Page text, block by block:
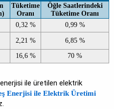
Tüketime
Oranı
Öğle Saatlerindeki
Tüketime Oranı
0,32 %
0,99 %
2,21 % 6,85 %
16,6 % 70 %
ile üretilen elektrik
Enerjisi ile Elektrik Üretimi